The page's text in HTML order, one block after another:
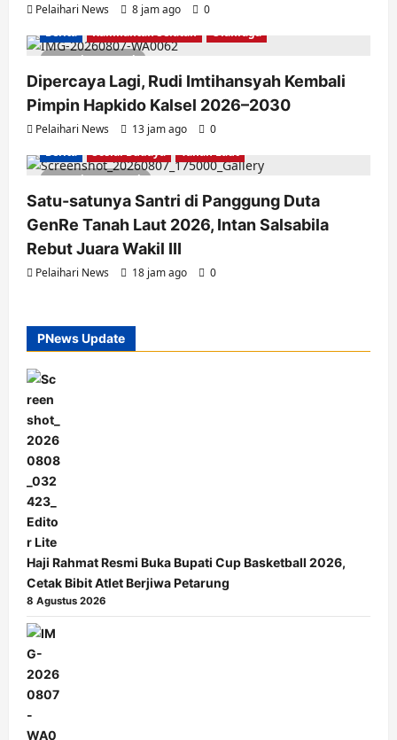
Pelaihari News 8 jam ago 0
1 minute read
Berita Kalimantan Selatan Olahraga
Dipercaya Lagi, Rudi Imtihansyah Kembali
Pimpin Hapkido Kalsel 2026–2030
Pelaihari News 13 jam ago 0
2 minutes read
Berita Sosial Budaya Tanah Laut
Satu-satunya Santri di Panggung Duta
GenRe Tanah Laut 2026, Intan Salsabila
Rebut Juara Wakil III
Pelaihari News 18 jam ago 0
PNews Update
Haji Rahmat Resmi Buka Bupati Cup Basketball 2026,
Cetak Bibit Atlet Berjiwa Petarung
8 Agustus 2026